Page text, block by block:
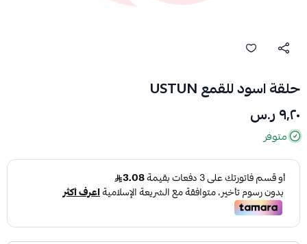
حلقة اسود للقمع USTUN
٩٫٢٠ ر.س
متوفر